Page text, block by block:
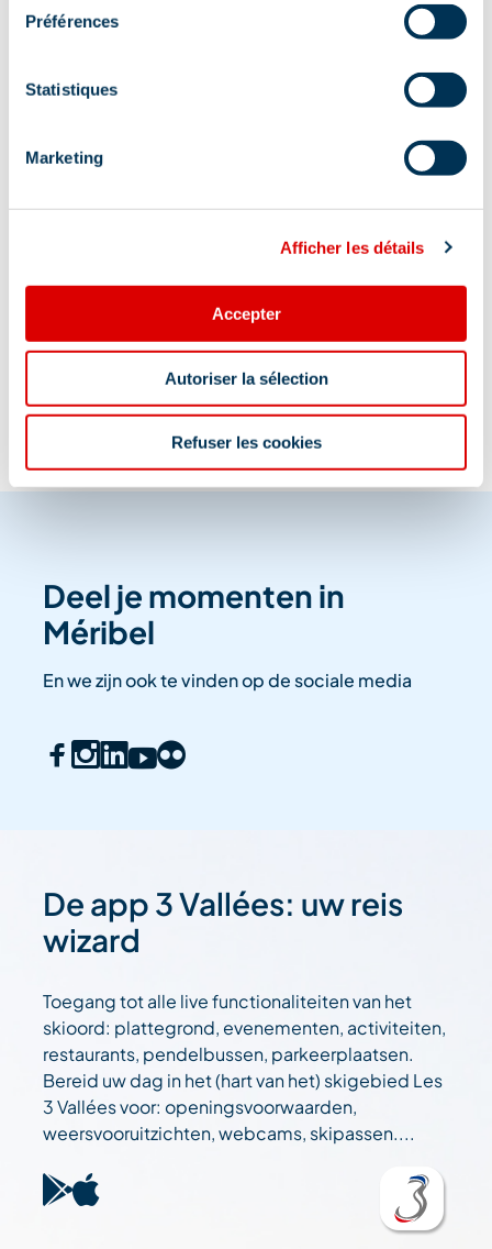
Préférences
Statistiques
Marketing
Afficher les détails
Accepter
Autoriser la sélection
Refuser les cookies
Parvis du Parc Olympique, 73550 Méribel
Park in geval van zware regenval.
Informatie bijgewerkt op
07/08/2026.
Deel je momenten in
Méribel
En we zijn ook te vinden op de sociale media
De app 3 Vallées: uw reis
wizard
Toegang tot alle live functionaliteiten van het
skioord: plattegrond, evenementen, activiteiten,
restaurants, pendelbussen, parkeerplaatsen.
Bereid uw dag in het (hart van het) skigebied Les
3 Vallées voor: openingsvoorwaarden,
weersvooruitzichten, webcams, skipassen....